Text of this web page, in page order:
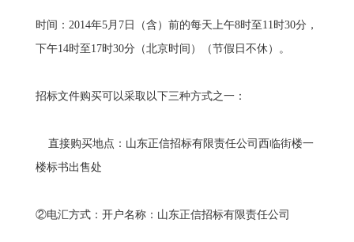
时间：2014年5月7日（含）前的每天上午8时至11时30分，
下午14时至17时30分（北京时间）（节假日不休）。
招标文件购买可以采取以下三种方式之一：
直接购买地点：山东正信招标有限责任公司西临街楼一
楼标书出售处
②电汇方式：开户名称：山东正信招标有限责任公司